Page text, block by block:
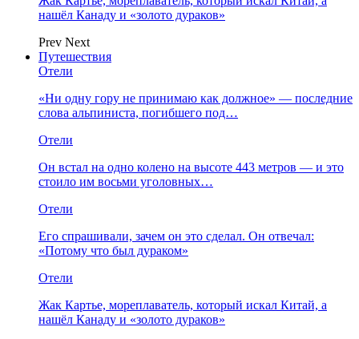
нашёл Канаду и «золото дураков»
Prev Next
Путешествия
Отели
«Ни одну гору не принимаю как должное» — последние
слова альпиниста, погибшего под…
Отели
Он встал на одно колено на высоте 443 метров — и это
стоило им восьми уголовных…
Отели
Его спрашивали, зачем он это сделал. Он отвечал:
«Потому что был дураком»
Отели
Жак Картье, мореплаватель, который искал Китай, а
нашёл Канаду и «золото дураков»